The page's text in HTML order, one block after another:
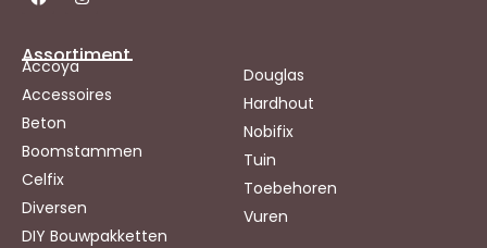
Assortiment
Accoya
Accessoires
Beton
Boomstammen
Celfix
Diversen
DIY Bouwpakketten
Douglas
Hardhout
Nobifix
Tuin
Toebehoren
Vuren